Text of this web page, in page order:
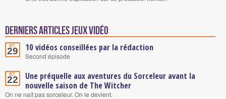
Derniers articles Jeux vidéo
Oct.
29 10 vidéos conseillées par la rédaction
Second épisode
Oct.
22
Une préquelle aux aventures du Sorceleur avant la
nouvelle saison de The Witcher
On ne naît pas sorceleur. On le devient.